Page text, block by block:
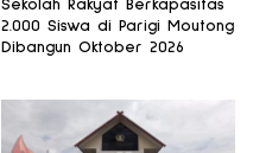
Sekolah Rakyat Berkapasitas
2.000 Siswa di Parigi Moutong
Dibangun Oktober 2026